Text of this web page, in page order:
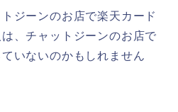
ジーンのお店で楽天カード
、チャットジーンのお店で
いないのかもしれません